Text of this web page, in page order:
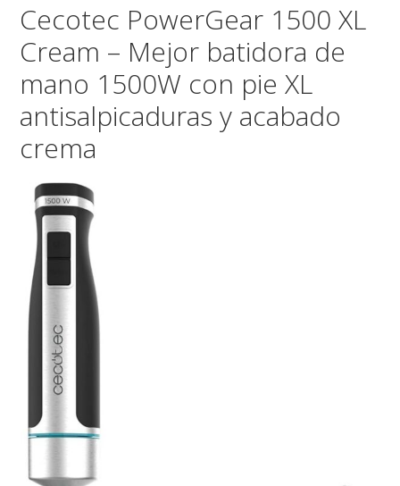
Cecotec PowerGear 1500 XL
Cream – Mejor batidora de
mano 1500W con pie XL
antisalpicaduras y acabado
crema